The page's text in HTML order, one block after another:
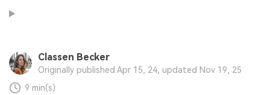
Classen Becker
Originally published Apr 15, 24, updated Nov 19, 25
9 min(s)